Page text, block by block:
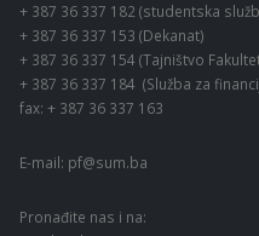
+ 387 36 337 182 (studentska
+ 387 36 337 153 (Dekanat)
+ 387 36 337 154 (Tajništvo
+ 387 36 337 184 (Služba za
fax: + 387 36 337 163
E-mail: pf@sum.ba
Pronađite nas i na: